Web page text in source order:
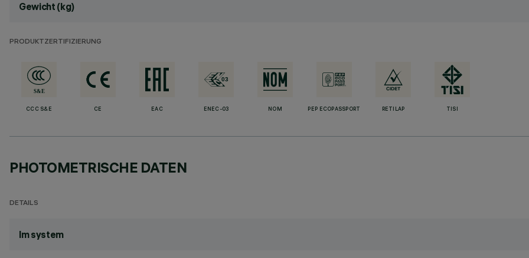
Gewicht (kg)
PRODUKTZERTIFIZIERUNG
CCC S&E CE EAC ENEC-03 NOM PEP ECOPASSPORT RETILAP TISI
PHOTOMETRISCHE DATEN
DETAILS
lm system